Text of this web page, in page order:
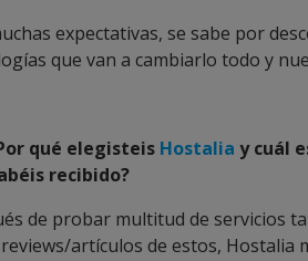
expectativas, se sabe por
que van a cambiarlo todo y
qué elegisteis Hostalia y cuál
recibido?
de probar multitud de servicios
artículos de estos, Hostalia